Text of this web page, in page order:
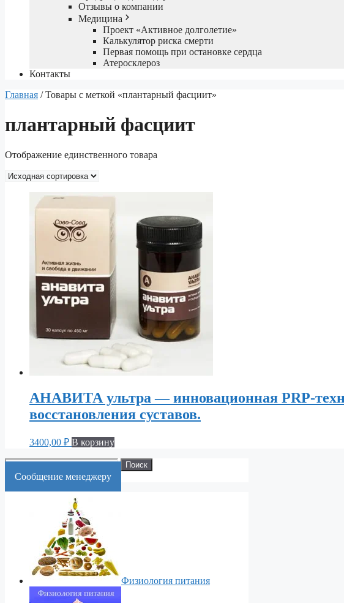
Отзывы о компании
Медицина
Проект «Активное долголетие»
Калькулятор риска смерти
Первая помощь при остановке сердца
Атеросклероз
Контакты
Главная / Товары с меткой «плантарный фасциит»
плантарный фасциит
Отображение единственного товара
АНАВИТА ультра — инновационная PRP-
восстановления суставов.
3400,00 ₽ В корзину
Искать:
Поиск
Cообщение менеджеру
Физиология питания